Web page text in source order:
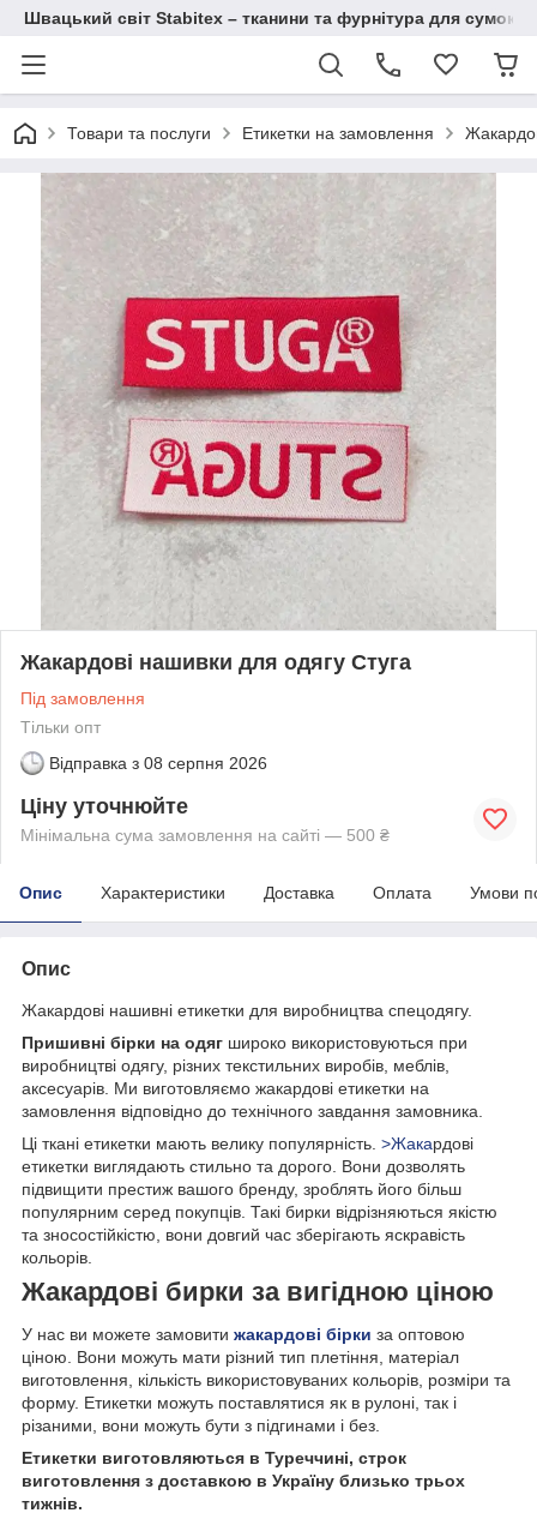
Швацький світ Stabitex – тканини та фурнітура для сумок і
Товари та послуги Етикетки на замовлення
Жакардові нашивки для одягу Стуга
Під замовлення
Тільки опт
Відправка з 08 серпня 2026
Ціну уточнюйте
Мінімальна сума замовлення на сайті — 500 ₴
Опис Характеристики Доставка Оплата Умови
Опис
Жакардові нашивні етикетки для виробництва спецодягу.
Пришивні бірки на одяг широко використовуються при
виробництві одягу, різних текстильних виробів, меблів,
аксесуарів. Ми виготовляємо жакардові етикетки на
замовлення відповідно до технічного завдання замовника.
Ці ткані етикетки мають велику популярність. >Жакардові
етикетки виглядають стильно та дорого. Вони дозволять
підвищити престиж вашого бренду, зроблять його більш
популярним серед покупців. Такі бирки відрізняються якістю
та зносостійкістю, вони довгий час зберігають яскравість
кольорів.
Жакардові бирки за вигідною ціною
У нас ви можете замовити жакардові бірки за оптовою
ціною. Вони можуть мати різний тип плетіння, матеріал
виготовлення, кількість використовуваних кольорів, розміри та
форму. Етикетки можуть поставлятися як в рулоні, так і
різаними, вони можуть бути з підгинами і без.
Етикетки виготовляються в Туреччині, строк
виготовлення з доставкою в Україну близько трьох
тижнів.